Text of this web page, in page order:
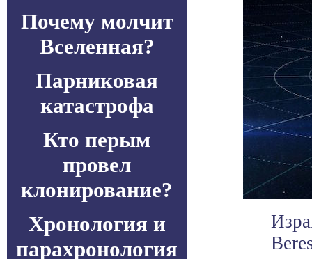
Почему молчит
Вселенная?
Парниковая
катастрофа
Кто перым
провел
клонирование?
Хронология и
парахронология